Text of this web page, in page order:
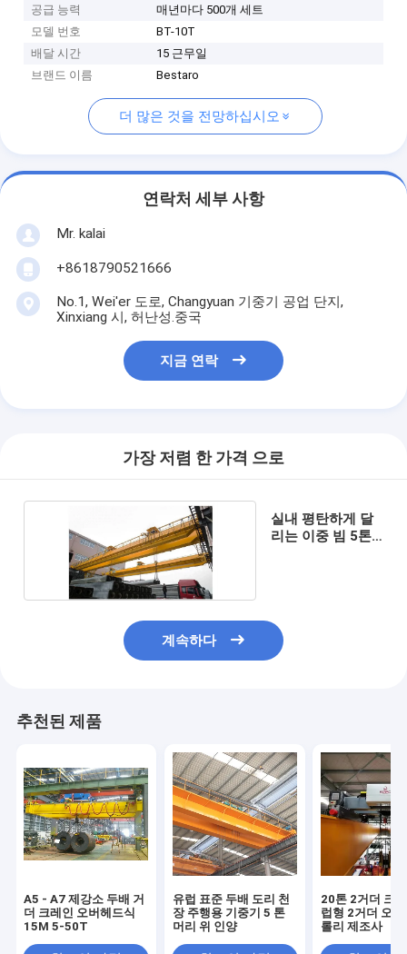
공급 능력
매년마다 500개 세트
모델 번호
BT-10T
배달 시간
15 근무일
브랜드 이름
Bestaro
더 많은 것을 전망하십시오
연락처 세부 사항
Mr. kalai
+8618790521666
No.1, Wei'er 도로, Changyuan 기중기 공업 단지,
Xinxiang 시, 허난성.중국
지금 연락
가장 저렴 한 가격 으로
실내 평탄하게 달
리는 이중 빔 5톤
계속하다
추천된 제품
A5 - A7 제강소 두배 거
더 크레인 오버헤드식
15M 5-50T
유럽 표준 두배 도리 천
장 주행용 기중기 5 톤
머리 위 인양
20톤 2거더 크
럽형 2거더 오
롤리 제조사